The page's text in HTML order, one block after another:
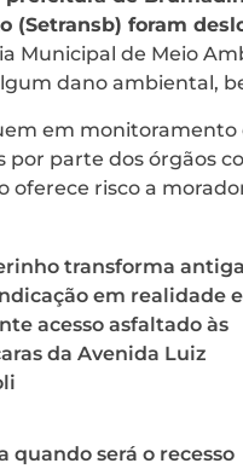
(Setransb) foram
Municipal de Meio
dano ambiental,
em
por parte dos órgãos
oferece risco a
transforma antiga
em realidade e
acesso asfaltado às
da Avenida Luiz
quando será o recesso